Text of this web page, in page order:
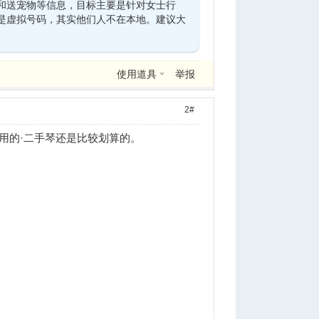
送宠物等信息，目标主要是针对女士行
虚拟号码，其实他们人不在本地。建议大
使用道具 举报
2#
·二手琴还是比较划算的。